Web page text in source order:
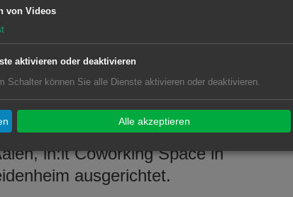
der Fahrradwerkstatt in Aalen-
seinem Alleinstellungsmerkmal –
von Telenot Electronic
up Region Ostwürttemberg und
Wettbewerb wurde in
in:it Coworking Space in
ausgerichtet.
von Videos
aktivieren oder deaktivieren
Schalter können Sie alle Dienste aktivieren oder deaktivieren.
Alle akzeptieren